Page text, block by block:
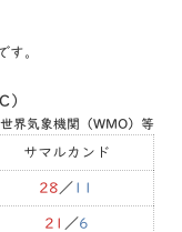
。
）
界気象機関（WMO）等
サマルカンド
28 ／ 11
21 ／6